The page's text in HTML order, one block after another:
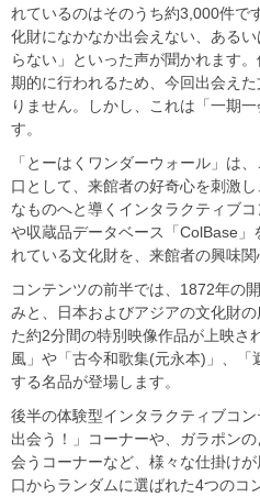
れているのはそのうち約3,000件で
化財になかなか出会えない、ある
らない」といった声が聞かれます
期的に行われるため、今回出会え
りません。しかし、これは「一期
す。
「とーはくワンダーウォール」は
口として、来館者の好奇心を刺激
なものへと導くインタラクティブ
や収蔵品データベース「ColBase」
れている文化財を、来館者の興味関
コンテンツの前半では、1872年の
みと、日本およびアジアの文化財
た約2分間の特別映像作品が上映さ
風」や「古今和歌集(元永本)」、
する名品が登場します。
後半の体験型インタラクティブコ
出会う！」コーナーや、ガラポン
会うコーナーなど、様々な仕掛け
口からランダムに選ばれた4つのコ